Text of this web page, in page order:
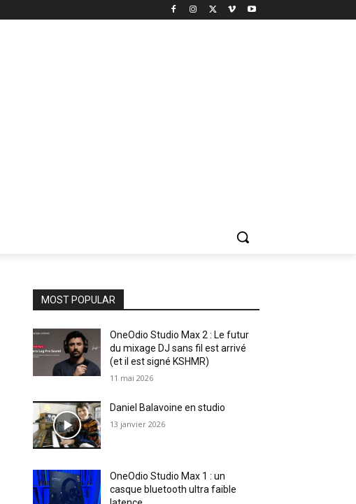
MOST POPULAR
OneOdio Studio Max 2 : Le futur
du mixage DJ sans fil est arrivé
(et il est signé KSHMR)
11 mai 2026
Daniel Balavoine en studio
13 janvier 2026
OneOdio Studio Max 1 : un
casque bluetooth ultra faible